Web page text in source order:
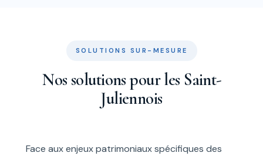
SOLUTIONS SUR-MESURE
Nos solutions pour les Saint-
Juliennois
Face aux enjeux patrimoniaux spécifiques des